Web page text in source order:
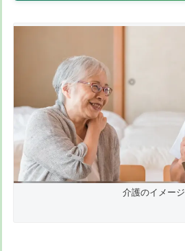
介護のイメージ